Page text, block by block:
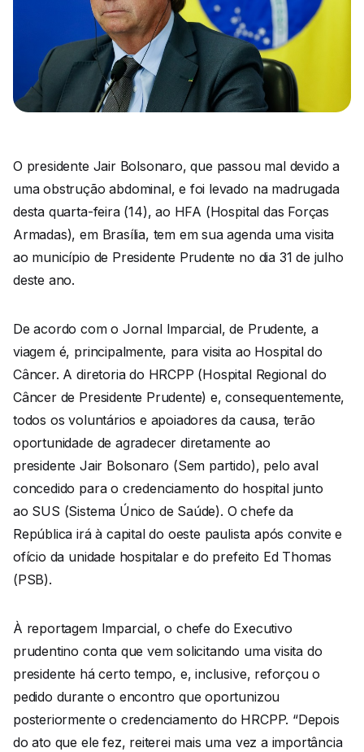
O presidente Jair Bolsonaro, que passou mal devido a
uma obstrução abdominal, e foi levado na madrugada
desta quarta-feira (14), ao HFA (Hospital das Forças
Armadas), em Brasília, tem em sua agenda uma visita
ao município de Presidente Prudente no dia 31 de julho
deste ano.
De acordo com o Jornal Imparcial, de Prudente, a
viagem é, principalmente, para visita ao Hospital do
Câncer. A diretoria do HRCPP (Hospital Regional do
Câncer de Presidente Prudente) e, consequentemente,
todos os voluntários e apoiadores da causa, terão
oportunidade de agradecer diretamente ao
presidente Jair Bolsonaro (Sem partido), pelo aval
concedido para o credenciamento do hospital junto
ao SUS (Sistema Único de Saúde). O chefe da
República irá à capital do oeste paulista após convite e
ofício da unidade hospitalar e do prefeito Ed Thomas
(PSB).
À reportagem Imparcial, o chefe do Executivo
prudentino conta que vem solicitando uma visita do
presidente há certo tempo, e, inclusive, reforçou o
pedido durante o encontro que oportunizou
posteriormente o credenciamento do HRCPP. “Depois
do ato que ele fez, reiterei mais uma vez a importância